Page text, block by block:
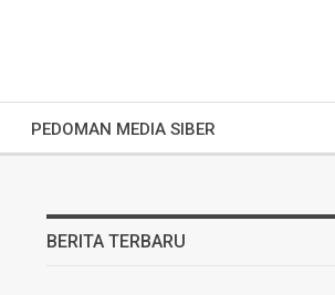
PEDOMAN MEDIA SIBER
BERITA TERBARU